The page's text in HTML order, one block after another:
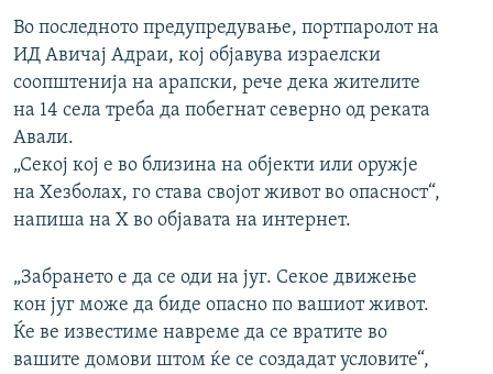
Во последното предупредување, портпаролот на
ИД Авичај Адраи, кој објавува израелски
соопштенија на арапски, рече дека жителите
на 14 села треба да побегнат северно од реката
Авали.
„Секој кој е во близина на објекти или оружје
на Хезболах, го става својот живот во опасност“,
напиша на X во објавата на интернет.
„Забрането е да се оди на југ. Секое движење
кон југ може да биде опасно по вашиот живот.
Ќе ве известиме навреме да се вратите во
вашите домови штом ќе се создадат условите“,